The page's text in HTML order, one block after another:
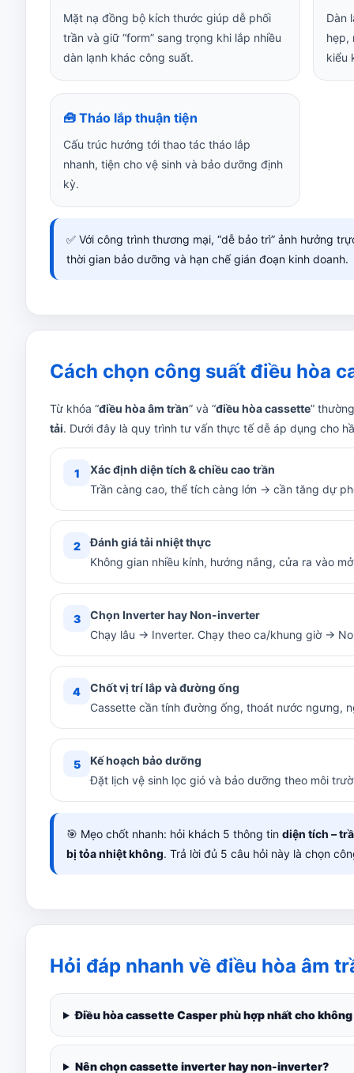
Mặt nạ đồng bộ kích thước giúp dễ phối
trần và giữ “form” sang trọng khi lắp nhiều
dàn lạnh khác công suất.
Dàn
hẹp,
kiểu
🧰 Tháo lắp thuận tiện
Cấu trúc hướng tới thao tác tháo lắp
nhanh, tiện cho vệ sinh và bảo dưỡng định
kỳ.
✅ Với công trình thương mại, “dễ bảo trì” ảnh hưởng
thời gian bảo dưỡng và hạn chế gián đoạn kinh doanh.
Cách chọn công suất điều hòa
Từ khóa “điều hòa âm trần” và “điều hòa cassette”
tải. Dưới đây là quy trình tư vấn thực tế dễ áp dụng cho
1
Xác định diện tích & chiều cao trần
Trần càng cao, thể tích càng lớn → cần tăng dự
2
Đánh giá tải nhiệt thực
Không gian nhiều kính, hướng nắng, cửa ra vào
3
Chọn Inverter hay Non-inverter
Chạy lâu → Inverter. Chạy theo ca/khung giờ →
4
Chốt vị trí lắp và đường ống
Cassette cần tính đường ống, thoát nước ngưng,
5
Kế hoạch bảo dưỡng
Đặt lịch vệ sinh lọc gió và bảo dưỡng theo môi
🎯 Mẹo chốt nhanh: hỏi khách 5 thông tin diện tích –
bị tỏa nhiệt không. Trả lời đủ 5 câu hỏi này là chọn
Hỏi đáp nhanh về điều hòa âm
Điều hòa cassette Casper phù hợp nhất cho không
Nên chọn cassette inverter hay non-inverter?